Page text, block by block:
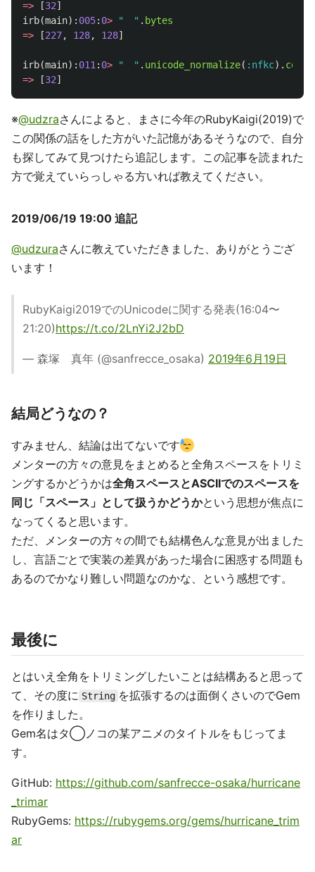
=> [32]
irb(main): 005: 0> "　" . bytes
=>
[227, 128, 128]
irb(main): 011 : 0> "　" . unicode_normalize( :nfkc).
=>
[32]
※@udzraさんによると、まさに今年のRubyKaigi(2019)で
この関係の話をした方がいた記憶があるそうなので、自分
も探してみて見つけたら追記します。この記事を読まれた
方で覚えていらっしゃる方いれば教えてください。
2019/06/19 19:00 追記
@udzuraさんに教えていただきました、ありがとうござ
います！
RubyKaigi2019でのUnicodeに関する発表(16:04〜
21:20)https://t.co/2LnYi2J2bD
— 森塚 真年 (@sanfrecce_osaka) 2019年6月19日
結局どうなの？
すみません、結論は出てないです
メンターの方々の意見をまとめると全角スペースをトリミ
ングするかどうかは全角スペースとASCIIでのスペースを
同じ「スペース」として扱うかどうかという思想が焦点に
なってくると思います。
ただ、メンターの方々の間でも結構色んな意見が出ました
し、言語ごとで実装の差異があった場合に困惑する問題も
あるのでかなり難しい問題なのかな、という感想です。
最後に
とはいえ全角をトリミングしたいことは結構あると思って
て、その度に String を拡張するのは面倒くさいのでGem
を作りました。
Gem名はタ◯ノコの某アニメのタイトルをもじってま
す。
GitHub: https://github.com/sanfrecce-osaka/hurricane
_trimar
RubyGems: https://rubygems.org/gems/hurricane_trim
ar